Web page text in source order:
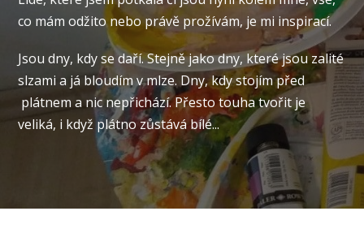
co mám odžito nebo právě prožívám, je mi inspirací.
Jsou dny, kdy se daří. Stejně jako dny, které jsou zalité
slzami a já bloudím v mlze. Dny, kdy stojím před
plátnem a nic nepřichází. Přesto touha tvořit je
veliká, i když plátno zůstává bílé...